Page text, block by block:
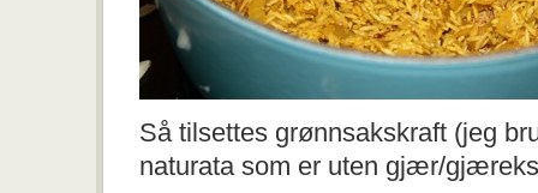
Så tilsettes grønnsakskraft (jeg
naturata som er uten gjær/